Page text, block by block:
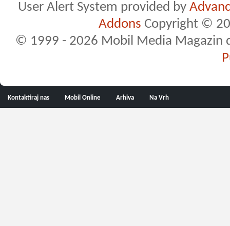
User Alert System provided by
Addons Copyright ©
© 1999 - 2026 Mobil Media Magazin
Kontaktiraj nas Mobil Online Arhiva Na Vrh